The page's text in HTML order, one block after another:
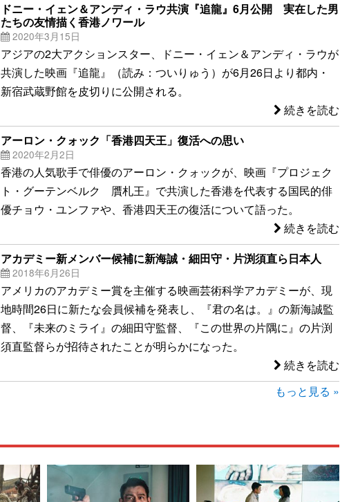
ドニー・イェン＆アンディ・ラウ共演『追龍』6月公開 実在した男
たちの友情描く香港ノワール
2020年3月15日
アジアの2大アクションスター、ドニー・イェン＆アンディ・ラウが
共演した映画『追龍』（読み：ついりゅう）が6月26日より都内・
新宿武蔵野館を皮切りに公開される。
続きを読む
アーロン・クォック「香港四天王」復活への思い
2020年2月2日
香港の人気歌手で俳優のアーロン・クォックが、映画『プロジェク
ト・グーテンベルク 贋札王』で共演した香港を代表する国民的俳
優チョウ・ユンファや、香港四天王の復活について語った。
続きを読む
アカデミー新メンバー候補に新海誠・細田守・片渕須直ら日本人
2018年6月26日
アメリカのアカデミー賞を主催する映画芸術科学アカデミーが、現
地時間26日に新たな会員候補を発表し、『君の名は。』の新海誠監
督、『未来のミライ』の細田守監督、『この世界の片隅に』の片渕
須直監督らが招待されたことが明らかになった。
続きを読む
もっと見る »